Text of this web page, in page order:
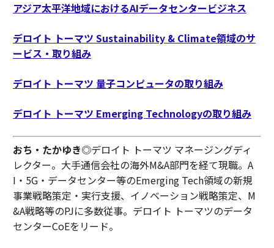
アジア太平洋地域におけるAIデータセンタービジネス
デロイト トーマツ Sustainability & Climate領域のサ
ービス・取り組み
デロイト トーマツ 量子コンピュータの取り組み
デロイト トーマツ Emerging Technologyの取り組み
おち・たかゆき◎デロイト トーマツ マネージングディ
レクター。大手通信会社の海外M&A部門を経て現職。A
I・5G・データセンター等のEmerging Tech領域の新規
事業戦略策定・実行支援、イノベーション戦略策定、M
&A戦略等のPJに多数従事。デロイト トーマツのデータ
センターCoEをリード。